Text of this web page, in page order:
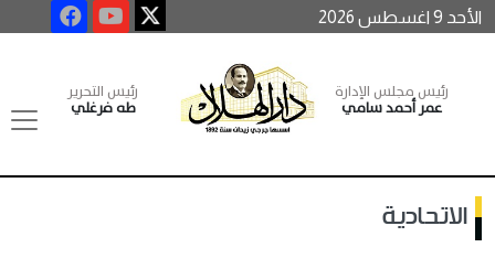
الأحد 9 اغسطس 2026
رئيس مجلس الإدارة
عمر أحمد سامي
رئيس التحرير
طه فرغلي
الاتحادية